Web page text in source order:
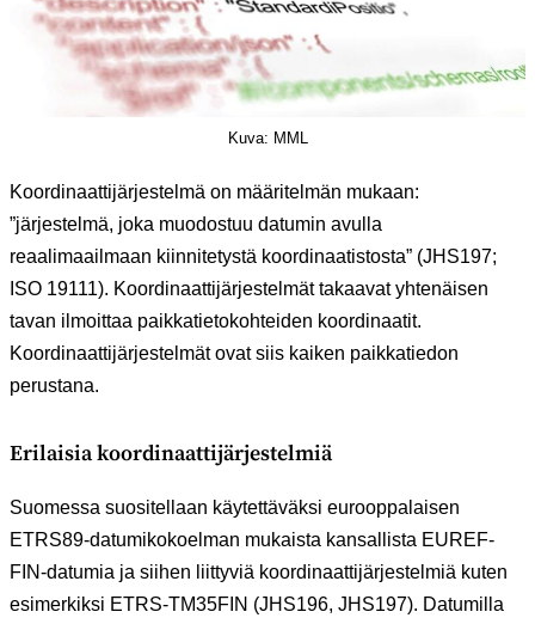
Kuva: MML
Koordinaattijärjestelmä on määritelmän mukaan:
”järjestelmä, joka muodostuu datumin avulla
reaalimaailmaan kiinnitetystä koordinaatistosta” (JHS197;
ISO 19111). Koordinaattijärjestelmät takaavat yhtenäisen
tavan ilmoittaa paikkatietokohteiden koordinaatit.
Koordinaattijärjestelmät ovat siis kaiken paikkatiedon
perustana.
Erilaisia koordinaattijärjestelmiä
Suomessa suositellaan käytettäväksi eurooppalaisen
ETRS89-datumikokoelman mukaista kansallista EUREF-
FIN-datumia ja siihen liittyviä koordinaattijärjestelmiä kuten
esimerkiksi ETRS-TM35FIN (JHS196, JHS197). Datumilla